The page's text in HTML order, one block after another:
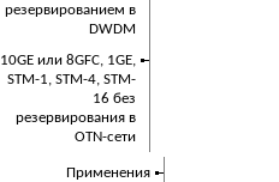
резервированием в
DWDM
10GE или 8GFC, 1GE,
STM-1, STM-4, STM-
16 без
резервирования в
OTN-сети
Применения